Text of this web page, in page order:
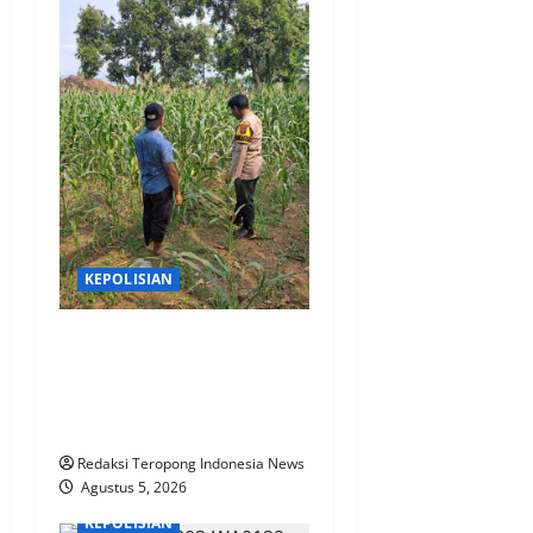
KEPOLISIAN
Redaksi Teropong Indonesia News
Agustus 5, 2026
KEPOLISIAN